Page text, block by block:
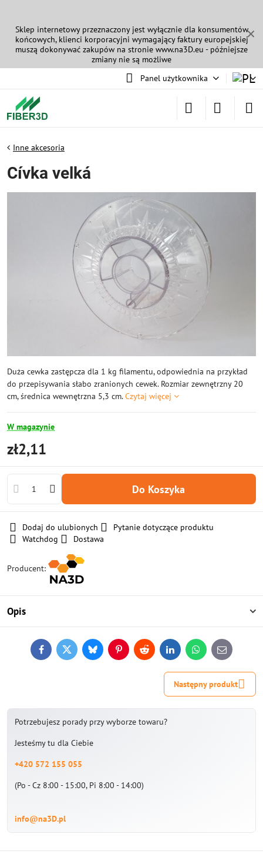
✕
Sklep internetowy przeznaczony jest wyłącznie dla konsumentów
końcowych, klienci korporacyjni wymagający faktury europejskiej
muszą dokonywać zakupów na stronie www.na3D.eu - późniejsze
zmiany nie są możliwe
Panel użytkownika
Inne akcesoria
Cívka velká
Duża cewka zastępcza dla 1 kg filamentu, odpowiednia na przykład
do przepisywania słabo zranionych cewek. Rozmiar zewnętrzny 20
cm, średnica wewnętrzna 5,3 cm.Czytaj więcej
W magazynie
zł2,11
Do Koszyka
Dodaj do ulubionych
Pytanie dotyczące produktu
Watchdog
Dostawa
Producent:
Opis
FacebookTwitterBlueskyPinterestReddit LinkedInWhatsApp
E-
mail
Następny produkt
Potrzebujesz porady przy wyborze towaru?
Jesteśmy tu dla Ciebie
+420 572 155 055
(Po - Cz 8:00 - 15:00, Pi 8:00 - 14:00)
info@na3D.pl